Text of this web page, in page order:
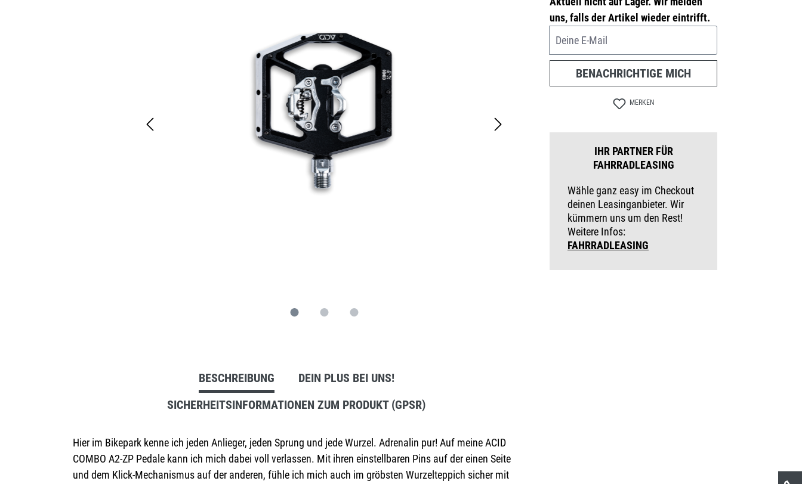
Kinderfahrrad
uns, falls der Artikel wieder eintrifft.
Deine E-Mail
BENACHRICHTIGE MICH
MERKEN
IHR PARTNER FÜR
FAHRRADLEASING
Wähle ganz easy im Checkout
deinen Leasinganbieter. Wir
kümmern uns um den Rest!
Weitere Infos:
FAHRRADLEASING
BESCHREIBUNG
DEIN PLUS BEI UNS!
SICHERHEITSINFORMATIONEN ZUM PRODUKT (GPSR)
Hier im Bikepark kenne ich jeden Anlieger, jeden Sprung und jede Wurzel. Adrenalin pur! Auf meine ACID
COMBO A2-ZP Pedale kann ich mich dabei voll verlassen. Mit ihren einstellbaren Pins auf der einen Seite
und dem Klick-Mechanismus auf der anderen, fühle ich mich auch im gröbsten Wurzelteppich sicher mit